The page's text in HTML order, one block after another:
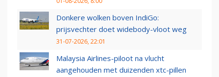
Donkere wolken boven IndiGo:
prijsvechter doet widebody-vloot weg
31-07-2026, 22:01
Malaysia Airlines-piloot na vlucht
aangehouden met duizenden xtc-pillen